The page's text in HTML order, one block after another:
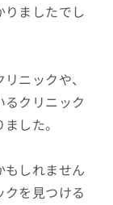
りましたでし
ニックや、
クリニック
した。
もしれません
を見つける